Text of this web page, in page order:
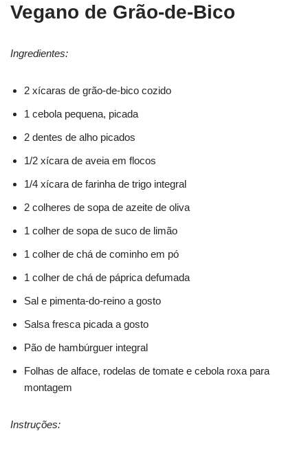
Vegano de Grão-de-Bico
Ingredientes:
2 xícaras de grão-de-bico cozido
1 cebola pequena, picada
2 dentes de alho picados
1/2 xícara de aveia em flocos
1/4 xícara de farinha de trigo integral
2 colheres de sopa de azeite de oliva
1 colher de sopa de suco de limão
1 colher de chá de cominho em pó
1 colher de chá de páprica defumada
Sal e pimenta-do-reino a gosto
Salsa fresca picada a gosto
Pão de hambúrguer integral
Folhas de alface, rodelas de tomate e cebola roxa para
montagem
Instruções: